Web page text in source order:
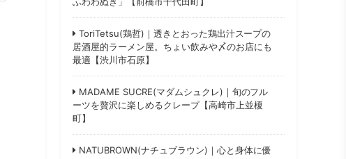
ToriTetsu(鶏哲)｜透きとおった鶏出汁スープの
居酒屋的ラーメン屋。ちょい飲みや〆のお店にも
最適【渋川市石原】
MADAME SUCRE(マダムシュクレ)｜旬のフル
ーツを贅沢に楽しめるクレープ【高崎市上並榎
町】
NATUBROWN(ナチュブラウン)｜心と身体に優